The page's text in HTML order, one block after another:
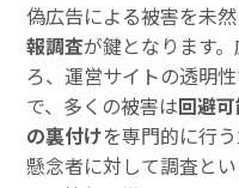
偽広告による被害を未
報調査が鍵となります
ろ、運営サイトの透明
で、多くの被害は回避
の裏付けを専門的に行
懸念者に対して調査と